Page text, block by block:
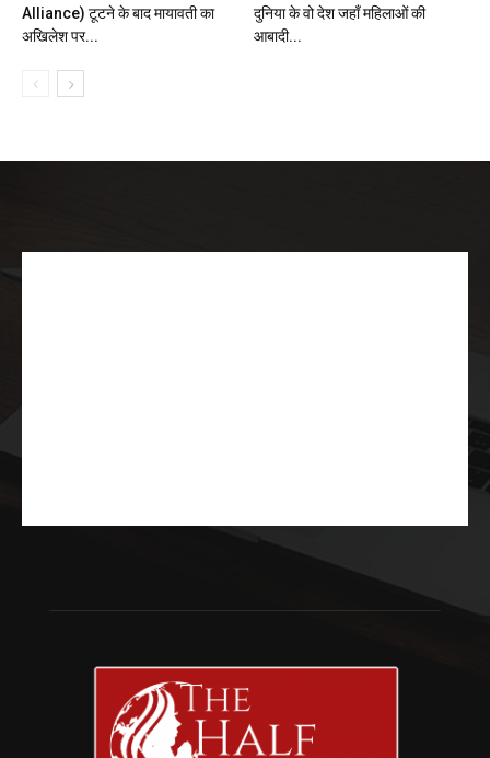
Alliance) टूटने के बाद मायावती का
अखिलेश पर...
दुनिया के वो देश जहाँ महिलाओं की
आबादी...